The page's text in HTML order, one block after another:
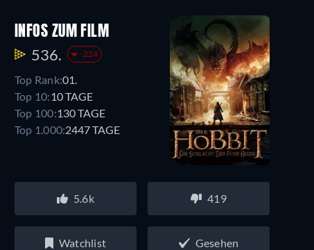
INFOS ZUM FILM
536. -224
Top Rank:01.
Top 10: 10 TAGE
Top 100:130 TAGE
Top 1.000:2447 TAGE
5.6k 419
Watchlist Gesehen